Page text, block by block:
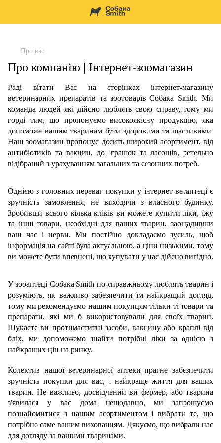
Про нас
Про компанію | Інтернет-зоомагазин
Раді вітати Вас на сторінках інтернет-магазину
ветеринарних препаратів та зоотоварів Собака Smith. Ми
команда людей які дійсно люблять свою справу, тому ми
горді тим, що пропонуємо високоякісну продукцію, яка
допоможе вашим тваринам бути здоровими та щасливими.
Наш зоомагазин пропонує досить широкий асортимент, від
антибіотиків та вакцин, до іграшок та ласощів, ретельно
відібраний з урахуванням загальних та сезонних потреб.
Однією з головних переваг покупки у інтернет-ветаптеці є
зручність замовлення, не виходячи з власного будинку.
Зробивши всього кілька кліків ви можете купити ліки, їжу
та інші товари, необхідні для ваших тварин, заощадивши
ваш час і нерви. Ми постійно докладаємо зусиль, щоб
інформація на сайті була актуальною, а ціни низькими, тому
ви можете бути впевнені, що купувати у нас дійсно вигідно.
У зооаптеці Собака Smith по-справжньому люблять тварин і
розуміють, як важливо забезпечити їм найкращий догляд,
тому ми рекомендуємо нашим покупцям тільки ті товари та
препарати, які ми б використовували для своїх тварин.
Шукаєте ви протимаститні засоби, вакцину або краплі від
бліх, ми допоможемо знайти потрібні ліки за однією з
найкращих цін на ринку.
Колектив нашої ветеринарної аптеки прагне забезпечити
зручність покупки для вас, і найкраще життя для ваших
тварин. Не важливо, досвідчений ви фермер, або тварина
з'явилася у вас дома нещодавно, ми запрошуємо
познайомитися з нашим асортиментом і вибрати те, що
потрібно саме вашим вихованцям. Дякуємо, що вибрали нас
для догляду за вашими тваринами.